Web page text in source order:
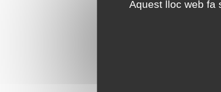
Aquest lloc web fa